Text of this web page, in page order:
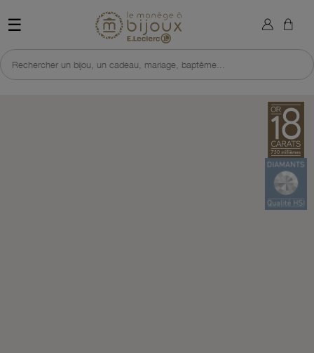
☰ Retour à l'accueil du site
Rechercher un bijou, un cadeau, mariage, baptême...
×